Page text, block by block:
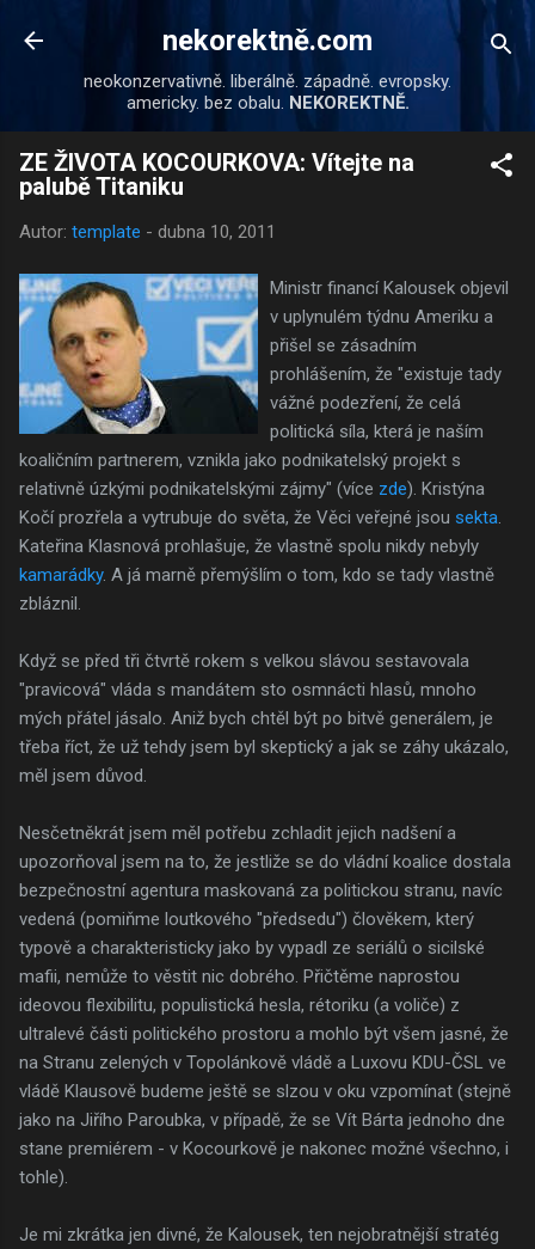
Přeskočit na hlavní obsah
nekorektně.com
neokonzervativně. liberálně. západně. evropsky.
americky. bez obalu. NEKOREKTNĚ.
ZE ŽIVOTA KOCOURKOVA: Vítejte na
palubě Titaniku
Autor: template - dubna 10, 2011
Ministr financí Kalousek objevil
v uplynulém týdnu Ameriku a
přišel se zásadním
prohlášením, že "existuje tady
vážné podezření, že celá
politická síla, která je naším
koaličním partnerem, vznikla jako podnikatelský projekt s
relativně úzkými podnikatelskými zájmy" (více zde). Kristýna
Kočí prozřela a vytrubuje do světa, že Věci veřejné jsou sekta
Kateřina Klasnová prohlašuje, že vlastně spolu nikdy nebyly
kamarádky. A já marně přemýšlím o tom, kdo se tady vlastně
zbláznil.
Když se před tři čtvrtě rokem s velkou slávou sestavovala
"pravicová" vláda s mandátem sto osmnácti hlasů, mnoho
mých přátel jásalo. Aniž bych chtěl být po bitvě generálem, je
třeba říct, že už tehdy jsem byl skeptický a jak se záhy ukázalo,
měl jsem důvod.
Nesčetněkrát jsem měl potřebu zchladit jejich nadšení a
upozorňoval jsem na to, že jestliže se do vládní koalice dostala
bezpečnostní agentura maskovaná za politickou stranu, navíc
vedená (pomiňme loutkového "předsedu") člověkem, který
typově a charakteristicky jako by vypadl ze seriálů o sicilské
mafii, nemůže to věstit nic dobrého. Přičtěme naprostou
ideovou flexibilitu, populistická hesla, rétoriku (a voliče) z
ultralevé části politického prostoru a mohlo být všem jasné, že
na Stranu zelených v Topolánkově vládě a Luxovu KDU-ČSL ve
vládě Klausově budeme ještě se slzou v oku vzpomínat (stejně
jako na Jiřího Paroubka, v případě, že se Vít Bárta jednoho dne
stane premiérem - v Kocourkově je nakonec možné všechno, i
tohle).
Je mi zkrátka jen divné, že Kalousek, ten nejobratnější stratég